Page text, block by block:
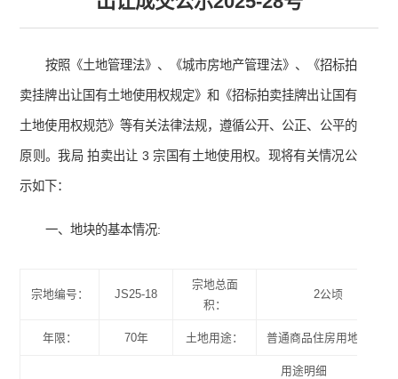
按照《土地管理法》、《城市房地产管理法》、《招标拍
卖挂牌出让国有土地使用权规定》和《招标拍卖挂牌出让国有
土地使用权规范》等有关法律法规，遵循公开、公正、公平的
原则。我局 拍卖出让 3 宗国有土地使用权。现将有关情况公
示如下：
一、地块的基本情况:
宗地编号： JS25-18
宗地总面
积：
2公顷
年限： 70年 土地用途： 普通商品住房用地(二类)
用途明细